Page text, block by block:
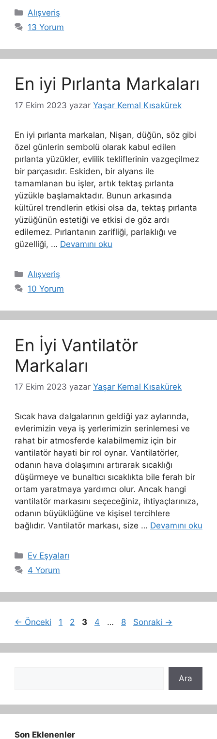
Kategoriler
Alışveriş
13 Yorum
En iyi Pırlanta Markaları
17 Ekim 2023 yazar Yaşar Kemal Kısakürek
En iyi pırlanta markaları, Nişan, düğün, söz gibi
özel günlerin sembolü olarak kabul edilen
pırlanta yüzükler, evlilik tekliflerinin vazgeçilmez
bir parçasıdır. Eskiden, bir alyans ile
tamamlanan bu işler, artık tektaş pırlanta
yüzükle başlamaktadır. Bunun arkasında
kültürel trendlerin etkisi olsa da, tektaş pırlanta
yüzüğünün estetiği ve etkisi de göz ardı
edilemez. Pırlantanın zarifliği, parlaklığı ve
güzelliği, … Devamını oku
Kategoriler
Alışveriş
10 Yorum
En İyi Vantilatör
Markaları
17 Ekim 2023 yazar Yaşar Kemal Kısakürek
Sıcak hava dalgalarının geldiği yaz aylarında,
evlerimizin veya iş yerlerimizin serinlemesi ve
rahat bir atmosferde kalabilmemiz için bir
vantilatör hayati bir rol oynar. Vantilatörler,
odanın hava dolaşımını artırarak sıcaklığı
düşürmeye ve bunaltıcı sıcaklıkta bile ferah bir
ortam yaratmaya yardımcı olur. Ancak hangi
vantilatör markasını seçeceğiniz, ihtiyaçlarınıza,
odanın büyüklüğüne ve kişisel tercihlere
bağlıdır. Vantilatör markası, size … Devamını oku
Kategoriler
Ev Eşyaları
4 Yorum
← Önceki Sayfa
1 Sayfa
2 Sayfa
3 Sayfa
4 … Sayfa
8 Sonraki →
Ara
Son Eklenenler